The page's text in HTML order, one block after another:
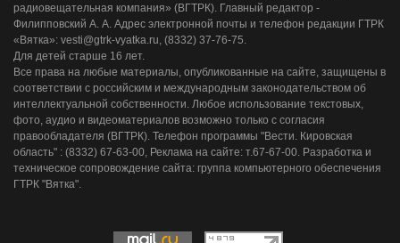
радиовещательная компания» (ВГТРК). Главный редактор -
Филипповский А. А. Адрес электронной почты и телефон редакции ГТРК
«Вятка»: vesti@gtrk-vyatka.ru, (8332) 37-76-75.
Для детей старше 16 лет.
Все права на любые материалы, опубликованные на сайте, защищены в
соответствии с российским и международным законодательством об
интеллектуальной собственности. Любое использование текстовых,
фото, аудио и видеоматериалов возможно только с согласия
правообладателя (ВГТРК). Телефон программы "Вести. Кировская
область" : (8332) 67-63-00, Реклама на сайте: т.67-67-00. Разработка и
техническое сопровождение сайта: группа компьютерного обеспечения
ГТРК "Вятка".